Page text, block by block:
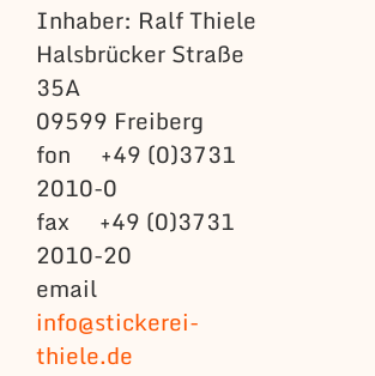
Inhaber: Ralf Thiele
Halsbrücker Straße
35A
09599 Freiberg
fon +49 (0)3731
2010-0
fax +49 (0)3731
2010-20
email
info@stickerei-
thiele.de